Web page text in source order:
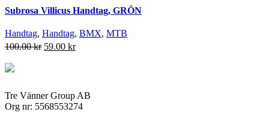
Subrosa Villicus Handtag, GRÖN
Handtag, Handtag, BMX, MTB
100.00kr Det
100.00 kr.
59.00 krDet
59.00 kr.
Lägg till i önskelista
Läs mer
Tre Vänner Group AB
Org nr: 5568553274